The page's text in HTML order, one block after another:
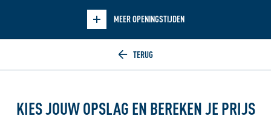
MEER OPENINGSTIJDEN
Home
KIES JOUW OPSLAG EN BEREKEN JE PRIJS